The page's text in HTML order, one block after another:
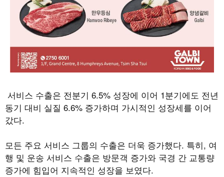
서비스 수출은 전분기 6.5% 성장에 이어 1분기에도 전년
동기 대비 실질 6.6% 증가하며 가시적인 성장세를 이어
갔다.
모든 주요 서비스 그룹의 수출은 더욱 증가했다. 특히, 여
행 및 운송 서비스 수출은 방문객 증가와 국경 간 교통량
증가에 힘입어 지속적인 성장을 보였다.